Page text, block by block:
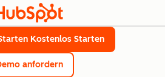
Kostenlos Starten
anfordern
CRM-
die mit